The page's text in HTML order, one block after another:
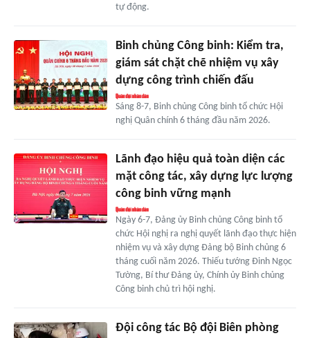
tự động.
Binh chủng Công binh: Kiểm tra,
giám sát chặt chẽ nhiệm vụ xây
dựng công trình chiến đấu
Sáng 8-7, Binh chủng Công binh tổ chức Hội
nghị Quân chính 6 tháng đầu năm 2026.
Lãnh đạo hiệu quả toàn diện các
mặt công tác, xây dựng lực lượng
công binh vững mạnh
Ngày 6-7, Đảng ủy Binh chủng Công binh tổ
chức Hội nghị ra nghị quyết lãnh đạo thực hiện
nhiệm vụ và xây dựng Đảng bộ Binh chủng 6
tháng cuối năm 2026. Thiếu tướng Đinh Ngọc
Tường, Bí thư Đảng ủy, Chính ủy Binh chủng
Công binh chủ trì hội nghị.
Đội công tác Bộ đội Biên phòng